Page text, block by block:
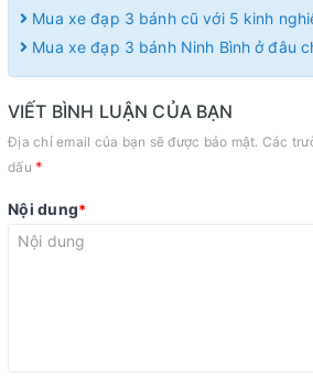
Mua xe đạp 3 bánh cũ với 5 kinh
Mua xe đạp 3 bánh Ninh Bình ở đâu
VIẾT BÌNH LUẬN CỦA BẠN
Địa chỉ email của bạn sẽ được bảo mật. Các
dấu *
Nội dung*